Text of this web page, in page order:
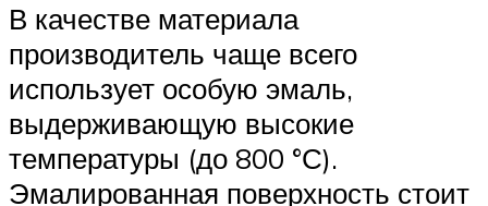
В качестве материала
производитель чаще всего
использует особую эмаль,
выдерживающую высокие
температуры (до 800 °С).
Эмалированная поверхность стоит